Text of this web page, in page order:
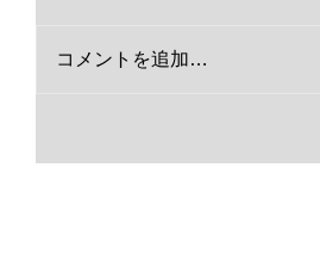
コメントを追加…